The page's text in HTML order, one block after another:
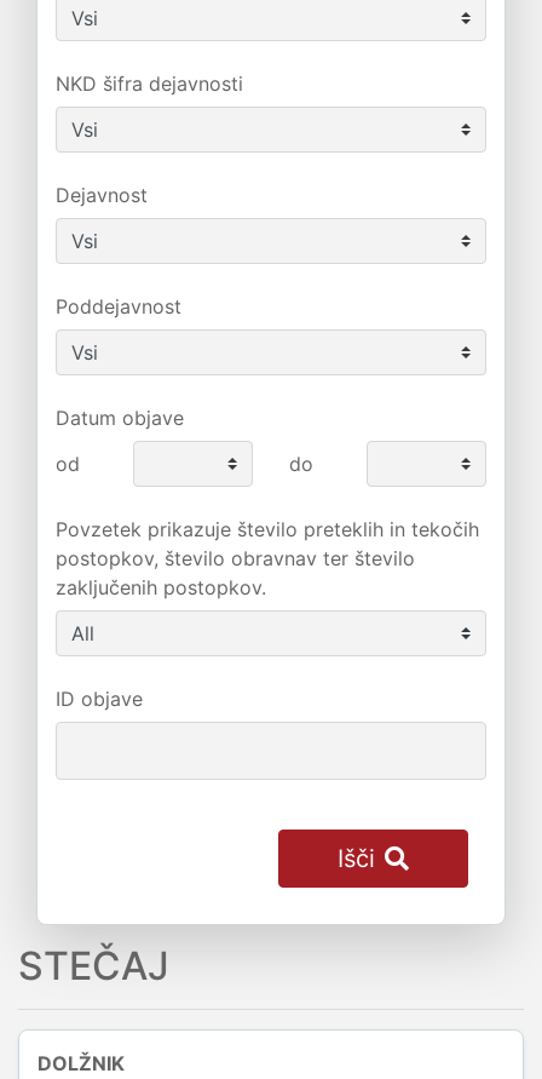
NKD šifra dejavnosti
Dejavnost
Poddejavnost
Datum objave
od
do
Povzetek prikazuje število preteklih in tekočih
postopkov, število obravnav ter število
zaključenih postopkov.
ID objave
Išči
STEČAJ
DOLŽNIK